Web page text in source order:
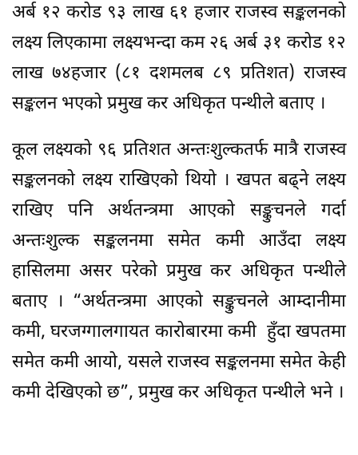
अर्ब १२ करोड ९३ लाख ६१ हजार राजस्व सङ्कलनको
लक्ष्य लिएकामा लक्ष्यभन्दा कम २६ अर्ब ३१ करोड १२
लाख ७४हजार (८१ दशमलब ८९ प्रतिशत) राजस्व
सङ्कलन भएको प्रमुख कर अधिकृत पन्थीले बताए ।
कूल लक्ष्यको ९६ प्रतिशत अन्तःशुल्कतर्फ मात्रै राजस्व
सङ्कलनको लक्ष्य राखिएको थियो । खपत बढ्ने लक्ष्य
राखिए पनि अर्थतन्त्रमा आएको सङ्कुचनले गर्दा
अन्तःशुल्क सङ्कलनमा समेत कमी आउँदा लक्ष्य
हासिलमा असर परेको प्रमुख कर अधिकृत पन्थीले
बताए । “अर्थतन्त्रमा आएको सङ्कुचनले आम्दानीमा
कमी, घरजग्गालगायत कारोबारमा कमी हुँदा खपतमा
समेत कमी आयो, यसले राजस्व सङ्कलनमा समेत केही
कमी देखिएको छ”, प्रमुख कर अधिकृत पन्थीले भने ।